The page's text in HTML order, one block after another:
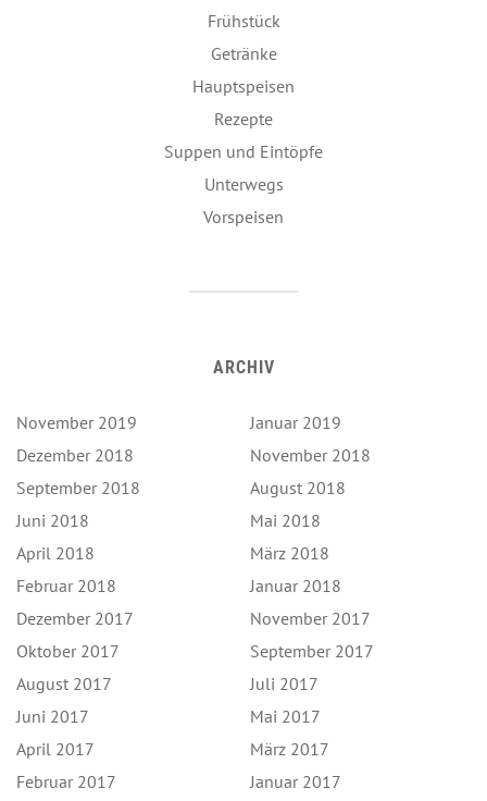
Frühstück
Getränke
Hauptspeisen
Rezepte
Suppen und Eintöpfe
Unterwegs
Vorspeisen
ARCHIV
November 2019
Januar 2019
Dezember 2018
November 2018
September 2018
August 2018
Juni 2018
Mai 2018
April 2018
März 2018
Februar 2018
Januar 2018
Dezember 2017
November 2017
Oktober 2017
September 2017
August 2017
Juli 2017
Juni 2017
Mai 2017
April 2017
März 2017
Februar 2017
Januar 2017